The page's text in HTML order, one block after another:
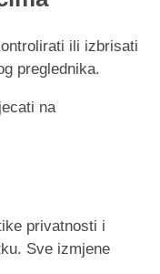
ili izbrisati
preglednika.
na
privatnosti i
Sve izmjene